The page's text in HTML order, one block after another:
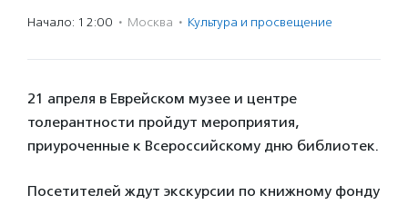
Начало: 12:00 · Москва · Культура и просвещение
21 апреля в Еврейском музее и центре
толерантности пройдут мероприятия,
приуроченные к Всероссийскому дню библиотек.
Посетителей ждут экскурсии по книжному фонду